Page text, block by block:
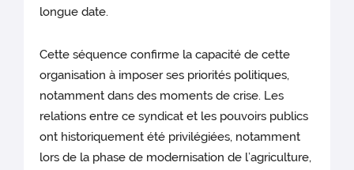
longue date.
Cette séquence confirme la capacité de cette
organisation à imposer ses priorités politiques,
notamment dans des moments de crise. Les
relations entre ce syndicat et les pouvoirs publics
ont historiquement été privilégiées, notamment
lors de la phase de modernisation de l’agriculture,